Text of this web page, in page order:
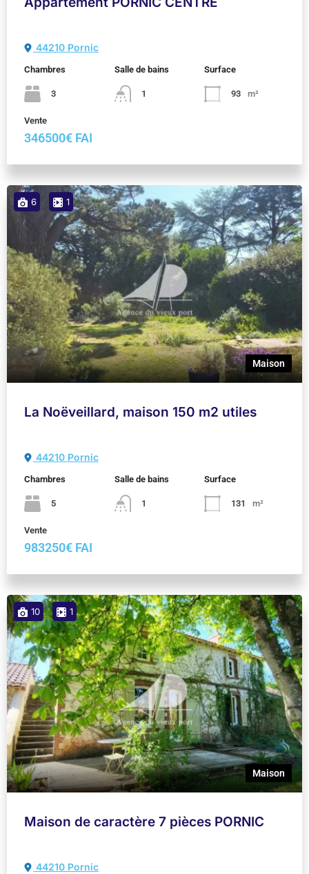
44210 Pornic
Chambres
3
Salle de bains
1
Surface
93 m²
Vente
346500€ FAI
6 1
Maison
La Noëveillard, maison 150 m2 utiles
44210 Pornic
Chambres
5
Salle de bains
1
Surface
131 m²
Vente
983250€ FAI
10 1
Maison
Maison de caractère 7 pièces PORNIC
44210 Pornic